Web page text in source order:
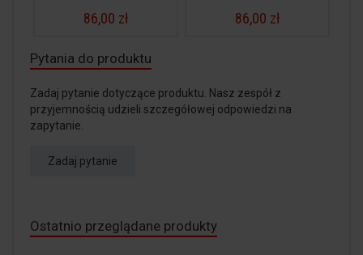
86,00 zł 86,00 zł
Pytania do produktu
Zadaj pytanie dotyczące produktu. Nasz zespół z
przyjemnością udzieli szczegółowej odpowiedzi na
zapytanie.
Zadaj pytanie
Ostatnio przeglądane produkty